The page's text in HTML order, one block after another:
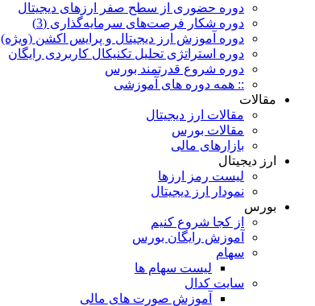
دوره حضوری از سطح صفر ارزهای دیجیتال
دوره شکار فرصت‌های سرمایه‌گذاری (3)
دوره آموزش ارز دیجیتال و پرایس اکشن (ویژه)
دوره استراتژی تحلیل تکنیکال کاربردی رایگان
دوره شروع قدرتمند بورس
:: همه دوره های آموزشی
مقالات
مقالات ارز دیجیتال
مقالات بورس
بازارهای مالی
ارز دیجیتال
لیست رمز ارزها
نمودار ارز دیجیتال
بورس
از کجا شروع کنیم
آموزش رایگان بورس
سهام
لیست سهام ها
سایت کدال
آموزش صورت های مالی